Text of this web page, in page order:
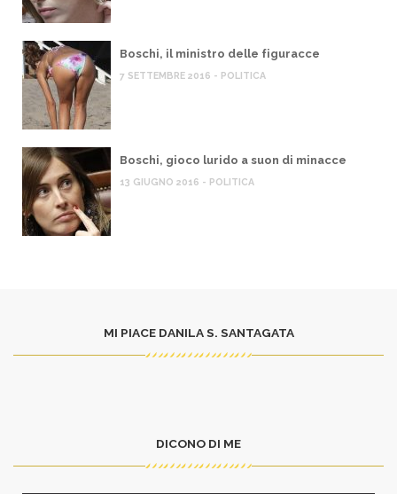
Boschi, il ministro delle figuracce
7 SETTEMBRE 2016 - POLITICA
Boschi, gioco lurido a suon di minacce
13 GIUGNO 2016 - POLITICA
MI PIACE DANILA S. SANTAGATA
DICONO DI ME